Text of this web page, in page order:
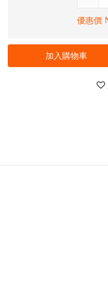
優惠價
加入購物車